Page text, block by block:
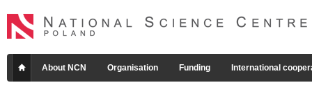
About NCN Organisation Funding International